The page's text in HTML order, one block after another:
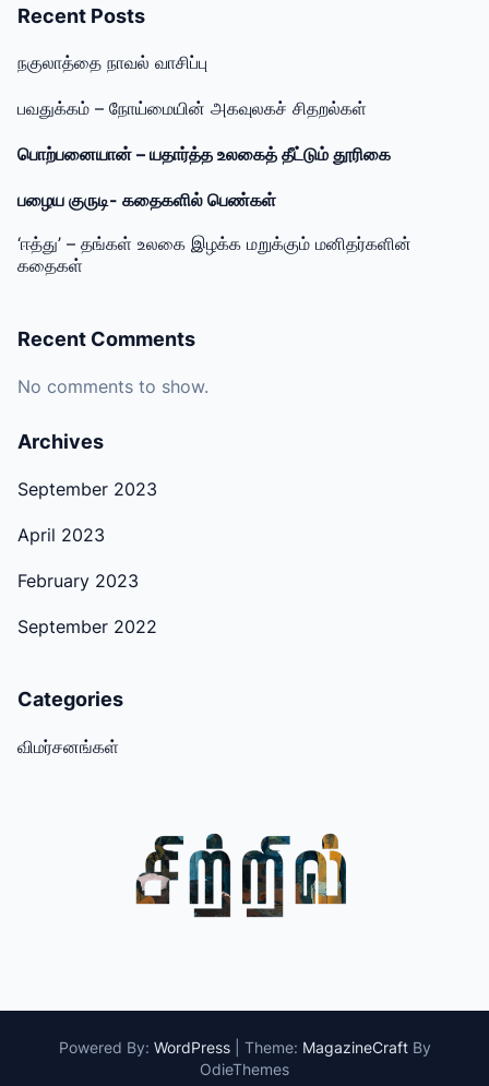
Recent Posts
நகுலாத்தை நாவல் வாசிப்பு
பவதுக்கம் – நோய்மையின் அகவுலகச் சிதறல்கள்
பொற்பனையான் – யதார்த்த உலகைத் தீட்டும் தூரிகை
பழைய குருடி- கதைகளில் பெண்கள்
‘ஈத்து’ – தங்கள் உலகை இழக்க மறுக்கும் மனிதர்களின்
கதைகள்
Recent Comments
No comments to show.
Archives
September 2023
April 2023
February 2023
September 2022
Categories
விமர்சனங்கள்
Powered By: WordPress Theme: MagazineCraftBy
OdieThemes